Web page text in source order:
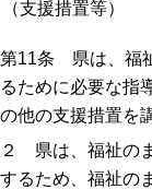
（支援措置等）
第11条 県は、福
るために必要な指
の他の支援措置を
２ 県は、福祉の
するため、福祉の